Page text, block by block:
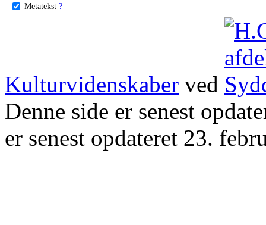
Metatekst ?
Kulturvidenskaber ved
Denne side er senest
er senest opdateret 23.